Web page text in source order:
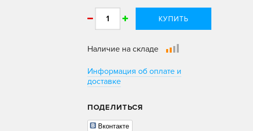
КУПИТЬ
Наличие на складе
Информация об оплате и
доставке
ПОДЕЛИТЬСЯ
Вконтакте